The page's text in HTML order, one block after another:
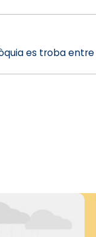
es troba